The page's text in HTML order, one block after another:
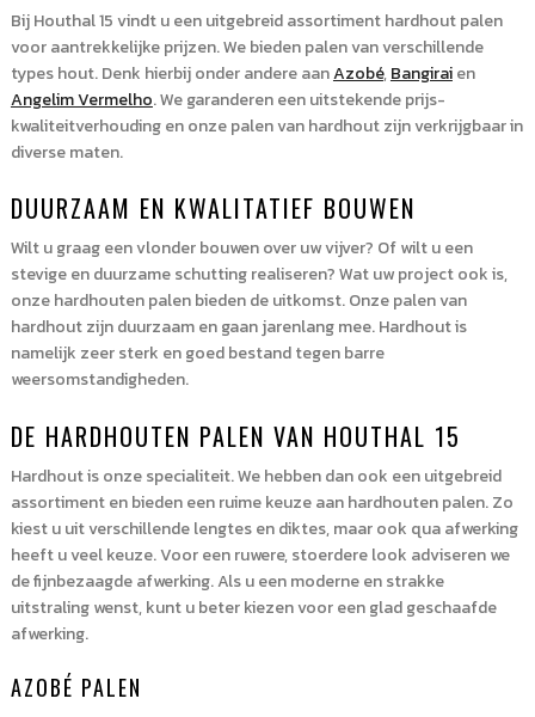
Bij Houthal 15 vindt u een uitgebreid assortiment hardhout palen
voor aantrekkelijke prijzen. We bieden palen van verschillende
types hout. Denk hierbij onder andere aanAzobé,Bangiraien
Angelim Vermelho. We garanderen een uitstekende prijs-
kwaliteitverhouding en onze palen van hardhout zijn verkrijgbaar in
diverse maten.
DUURZAAM EN KWALITATIEF BOUWEN
Wilt u graag een vlonder bouwen over uw vijver? Of wilt u een
stevige en duurzame schutting realiseren? Wat uw project ook is,
onze hardhouten palen bieden de uitkomst. Onze palen van
hardhout zijn duurzaam en gaan jarenlang mee. Hardhout is
namelijk zeer sterk en goed bestand tegen barre
weersomstandigheden.
DE HARDHOUTEN PALEN VAN HOUTHAL 15
Hardhout is onze specialiteit. We hebben dan ook een uitgebreid
assortiment en bieden een ruime keuze aan hardhouten palen. Zo
kiest u uit verschillende lengtes en diktes, maar ook qua afwerking
heeft u veel keuze. Voor een ruwere, stoerdere look adviseren we
de fijnbezaagde afwerking. Als u een moderne en strakke
uitstraling wenst, kunt u beter kiezen voor een glad geschaafde
afwerking.
AZOBÉ PALEN